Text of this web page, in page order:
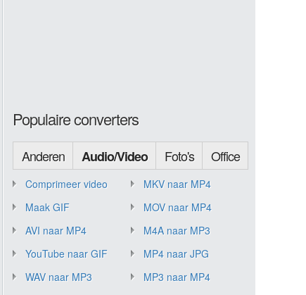
Populaire converters
Anderen Audio/Video Foto's Office
Comprimeer video
MKV naar MP4
Maak GIF
MOV naar MP4
AVI naar MP4
M4A naar MP3
YouTube naar GIF
MP4 naar JPG
WAV naar MP3
MP3 naar MP4